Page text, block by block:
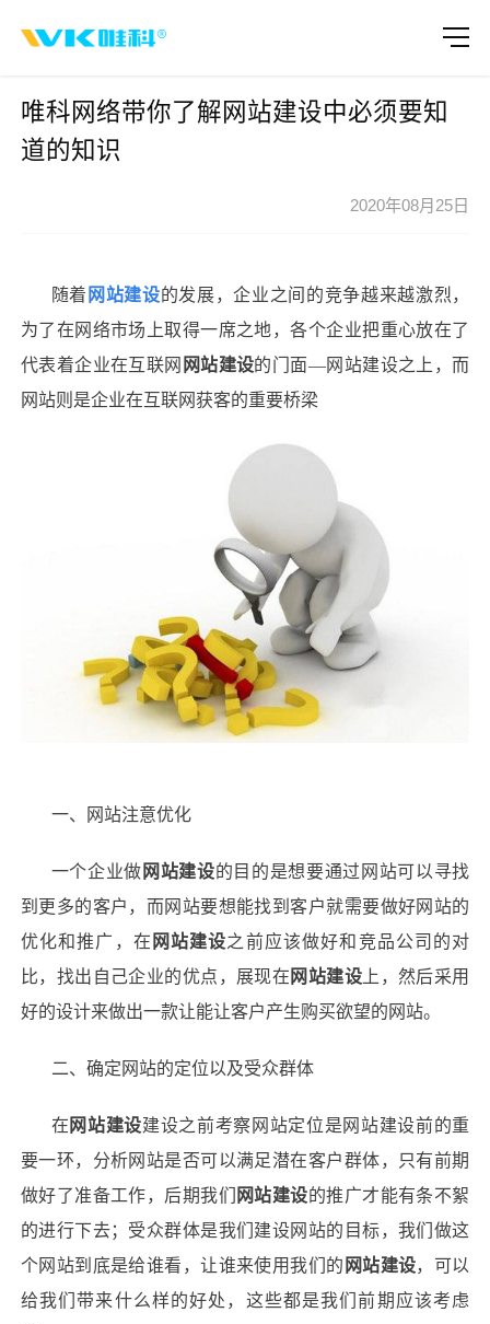
唯科网络带你了解网站建设中必须要知
道的知识
2020年08月25日
随着 网站建设的发展，企业之间的竞争越来越激烈，
为了在网络市场上取得一席之地，各个企业把重心放在了
代表着企业在互联网 网站建设的门面—网站建设之上，而
网站则是企业在互联网获客的重要桥梁
一、网站注意优化
一个企业做 网站建设的目的是想要通过网站可以寻找
到更多的客户，而网站要想能找到客户就需要做好网站的
优化和推广，在 网站建设之前应该做好和竞品公司的对
比，找出自己企业的优点，展现在 网站建设 上，然后采用
好的设计来做出一款让能让客户产生购买欲望的网站。
二、确定网站的定位以及受众群体
在 网站建设建设之前考察网站定位是网站建设前的重
要一环，分析网站是否可以满足潜在客户群体，只有前期
做好了准备工作，后期我们 网站建设的推广才能有条不絮
的进行下去；受众群体是我们建设网站的目标，我们做这
个网站到底是给谁看，让谁来使用我们的 网站建设，可以
给我们带来什么样的好处，这些都是我们前期应该考虑